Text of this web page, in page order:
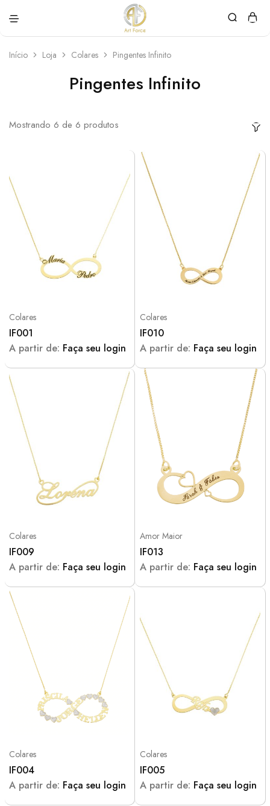
Force
personalizadas
Início Loja Colares Pingentes Infinito
Pingentes Infinito
Mostrando 6 de 6 produtos
Colares
IF001
A partir de: Faça seu login
Colares
IF010
A partir de: Faça seu login
Colares
IF009
A partir de: Faça seu login
Amor Maior
IF013
A partir de: Faça seu login
Colares
IF004
A partir de: Faça seu login
Colares
IF005
A partir de: Faça seu login